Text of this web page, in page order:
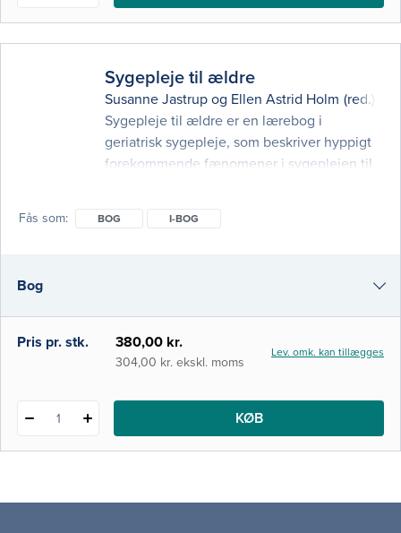
Sygepleje til ældre
Susanne Jastrup og Ellen Astrid Holm (red.)
Sygepleje til ældre er en lærebog i
geriatrisk sygepleje, som beskriver hyppigt
forekommende fænomener i sygeplejen til
sygeplejersker, og den bygger på en god
almindelige kognitive,
Fås som BOG I-BOG
Bog
i-bog
Pris pr. stk. 380,00 kr.
304,00 kr. ekskl. moms
Lev. omk. kan tillægges
1 KØB